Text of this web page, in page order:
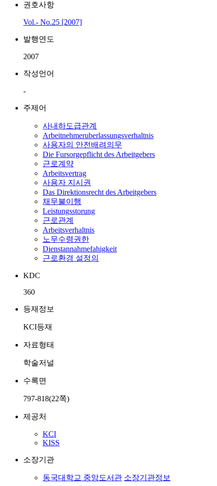
권호사항
Vol.- No.25 [2007]
발행연도
2007
작성언어
-
주제어
사내하도급관계
Arbeitnehmeruberlassungsverhaltnis
사용자의 안전배려의무
Die Fursorgepflicht des Arbeitgebers
근로계약
Arbeitsvertrag
사용자 지시권
Das Direktionsrecht des Arbeitgebers
채무불이행
Leistungsstorung
근로관계
Arbeitsverhaltnis
노무수령권한
Dienstannahmefahigkeit
근로환경 설정의
KDC
360
등재정보
KCI등재
자료형태
학술저널
수록면
797-818(22쪽)
제공처
KCI
KISS
소장기관
동국대학교 중앙도서관 소장기관정보